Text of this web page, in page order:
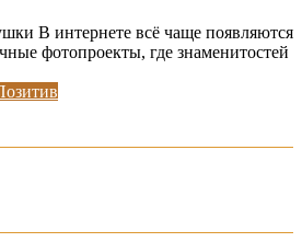
В интернете всё чаще появляются
фотопроекты, где знаменитостей